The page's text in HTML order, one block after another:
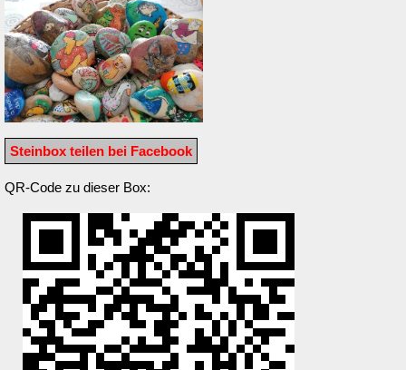
Steinbox teilen bei Facebook
QR-Code zu dieser Box: